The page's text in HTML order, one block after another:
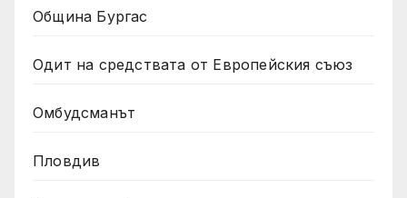
Община Бургас
Одит на средствата от Европейския съюз
Омбудсманът
Пловдив